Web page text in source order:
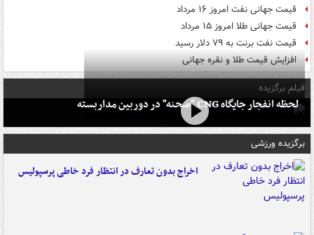
قیمت جهانی نفت امروز ۱۶ مرداد
قیمت جهانی طلا امروز ۱۵ مرداد
قیمت نفت برنت به ۷۹ دلار رسید
افزایش قیمت طلا و نقره جهانی
فیلم برگزیده
لحظه انفجار جایگاه CNG "صحنه" در دوربین مداربسته
برگزیده ورزشی
اخراج بدون تعارف در انتظار فرد خاطی پرسپولیس